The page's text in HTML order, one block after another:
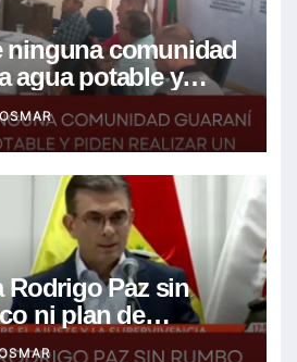
ninguna comunidad
agua potable y
un Foro para
Rodrigo Paz sin
ni plan de